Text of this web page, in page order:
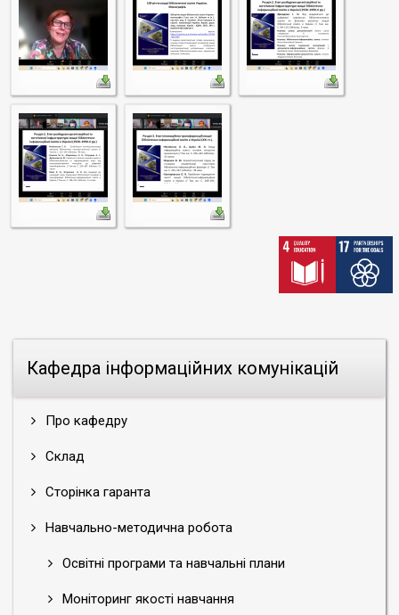
Кафедра інформаційних комунікацій
Про кафедру
Склад
Сторінка гаранта
Навчально-методична робота
Освітні програми та навчальні плани
Моніторинг якості навчання